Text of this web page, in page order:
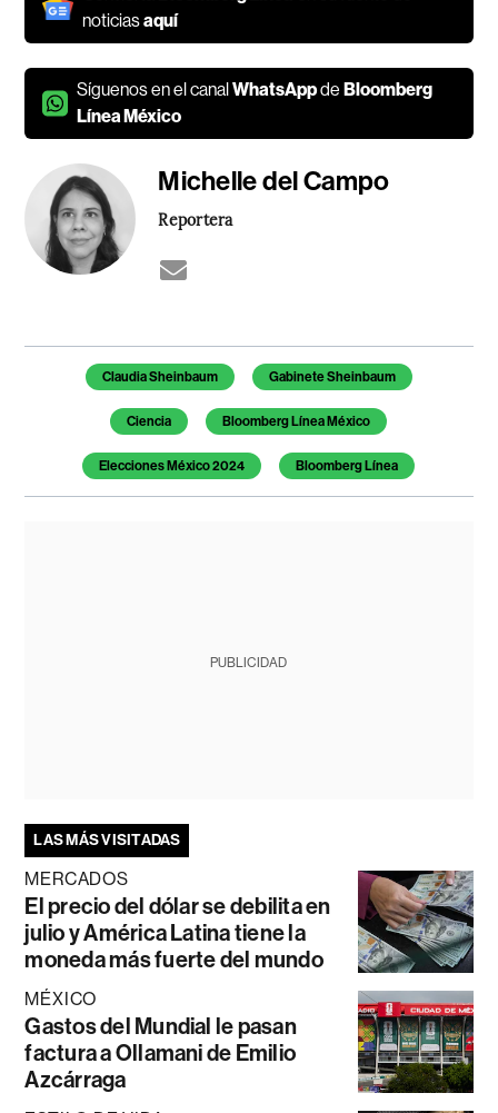
noticiasaquí
Síguenos en el canalWhatsAppdeBloomberg
Línea México
Michelle del Campo
Reportera
Temas de este artículo
Claudia Sheinbaum Gabinete Sheinbaum
Ciencia Bloomberg Línea México
Elecciones México 2024 Bloomberg Línea
PUBLICIDAD
LAS MÁS VISITADAS
MERCADOS
El precio del dólar se debilita en
julio y América Latina tiene la
moneda más fuerte del mundo
MÉXICO
Gastos del Mundial le pasan
factura a Ollamani de Emilio
Azcárraga